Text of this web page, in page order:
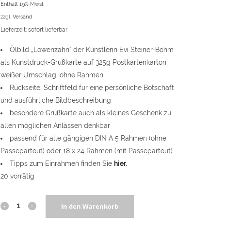
Enthält 19% Mwst
zzgl. Versand
Lieferzeit: sofort lieferbar
Ölbild „Löwenzahn“ der Künstlerin Evi Steiner-Böhm
als Kunstdruck-Grußkarte auf 325g Postkartenkarton,
weißer Umschlag, ohne Rahmen
Rückseite: Schriftfeld für eine persönliche Botschaft
und ausführliche Bildbeschreibung
besondere Grußkarte auch als kleines Geschenk zu
allen möglichen Anlässen denkbar
passend für alle gängigen DIN A 5 Rahmen (ohne
Passepartout) oder 18 x 24 Rahmen (mit Passepartout)
Tipps zum Einrahmen finden Sie hier.
20 vorrätig
Oberpfalzbilder In den Warenkorb